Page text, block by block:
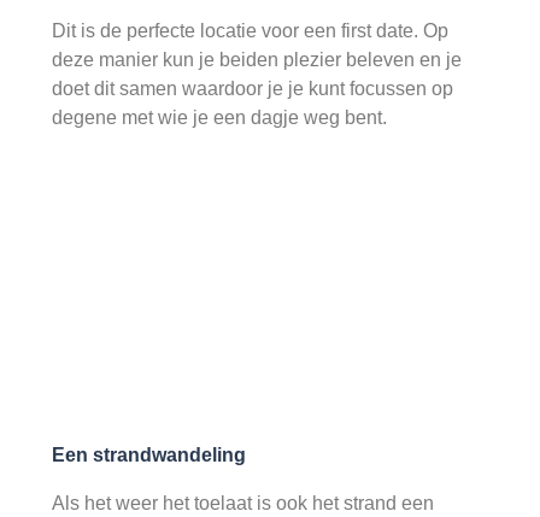
Dit is de perfecte locatie voor een first date. Op
deze manier kun je beiden plezier beleven en je
doet dit samen waardoor je je kunt focussen op
degene met wie je een dagje weg bent.
Een strandwandeling
Als het weer het toelaat is ook het strand een